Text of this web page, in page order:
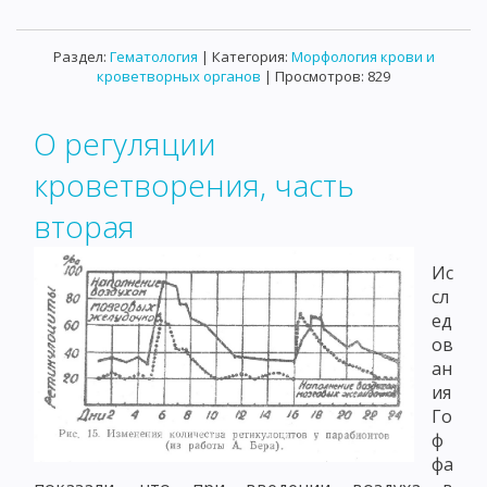
Раздел: Гематология | Категория: Морфология крови и
кроветворных органов | Просмотров: 829
О регуляции
кроветворения, часть
вторая
Ис
сл
ед
ов
ан
ия
Го
ф
фа